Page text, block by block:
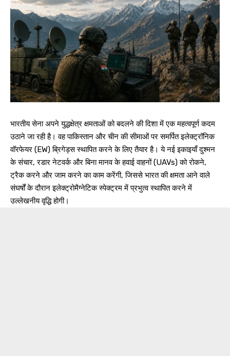
भारतीय सेना अपने युद्धक्षेत्र क्षमताओं को बदलने की दिशा में एक महत्वपूर्ण कदम
उठाने जा रही है। वह पाकिस्तान और चीन की सीमाओं पर समर्पित इलेक्ट्रॉनिक
वॉरफेयर (EW) ब्रिगेड्स स्थापित करने के लिए तैयार है। ये नई इकाइयाँ दुश्मन
के संचार, रडार नेटवर्क और बिना मानव के हवाई वाहनों (UAVs) को रोकने,
ट्रैक करने और जाम करने का काम करेंगी, जिससे भारत की क्षमता आने वाले
संघर्षों के दौरान इलेक्ट्रोमैग्नेटिक स्पेक्ट्रम में प्रभुत्व स्थापित करने में
उल्लेखनीय वृद्धि होगी।